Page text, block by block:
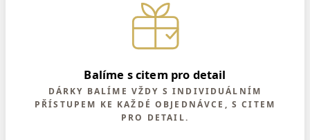
Balíme s citem pro detail
DÁRKY BALÍME VŽDY S INDIVIDUÁLNÍM
PŘÍSTUPEM KE KAŽDÉ OBJEDNÁVCE, S CITEM
PRO DETAIL.